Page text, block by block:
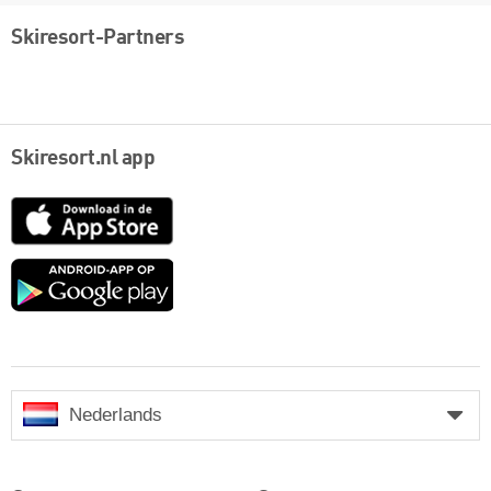
Skiresort-Partners
Skiresort.nl app
App
Google
Nederlands